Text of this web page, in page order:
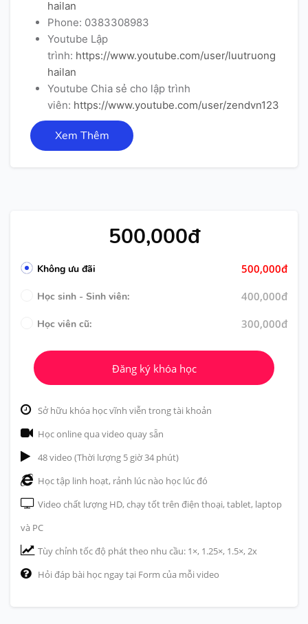
hailan
Phone: 0383308983
Youtube Lập
trình: https://www.youtube.com/user/luutruong
hailan
Youtube Chia sẻ cho lập trình
viên: https://www.youtube.com/user/zendvn123
Xem Thêm
500,000đ
Không ưu đãi 500,000đ
Học sinh - Sinh viên: 400,000đ
Học viên cũ: 300,000đ
Đăng ký khóa học
Sở hữu khóa học vĩnh viễn trong tài khoản
Học online qua video quay sẵn
48 video (Thời lượng 5 giờ 34 phút)
Học tập linh hoạt, rảnh lúc nào học lúc đó
Video chất lượng HD, chạy tốt trên điện thoại, tablet, laptop
và PC
Tùy chỉnh tốc độ phát theo nhu cầu: 1×, 1.25×, 1.5×, 2x
Hỏi đáp bài học ngay tại Form của mỗi video